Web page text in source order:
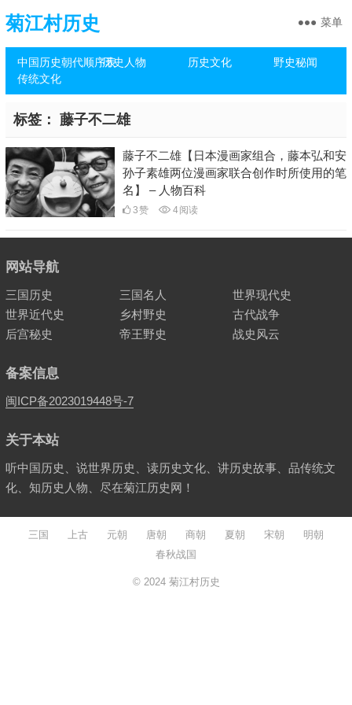
菊江村历史
中国历史朝代顺序表历史人物 历史文化
野史秘闻
传统文化
菜单
标签： 藤子不二雄
藤子不二雄【日本漫画家组合，藤本弘和安
孙子素雄两位漫画家联合创作时所使用的笔
名】 – 人物百科
3赞 4阅读
网站导航
三国历史 三国名人
世界现代史
世界近代史
乡村野史
古代战争
后宫秘史
帝王野史 战史风云
备案信息
闽ICP备2023019448号-7
关于本站
听中国历史、说世界历史、读历史文化、讲历史故事、品传统文
化、知历史人物、尽在菊江历史网！
三国 上古 元朝 唐朝 商朝 夏朝 宋朝
明朝
春秋战国
© 2024 菊江村历史